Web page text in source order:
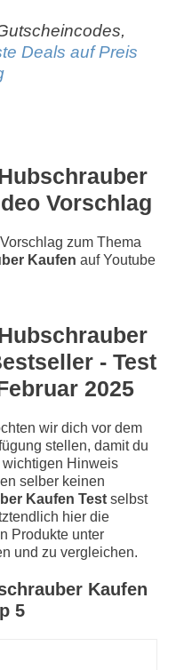
Deals auf Preis
Vorschlag
zum Thema
Kaufen auf Youtube
- Test
2025
wir dich vor dem
stellen, damit du
wichtigen Hinweis
selber keinen
Kaufen Test selbst
hier die
Produkte unter
und zu vergleichen.
Kaufen
5